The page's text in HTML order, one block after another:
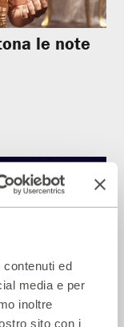
ed
media e per
inoltre
sito con i
le note